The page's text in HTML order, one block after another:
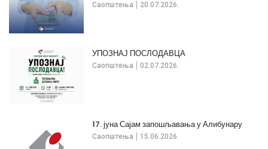
Саопштења 20.07.2026.
Саопштења 02.07.2026.
УПОЗНАЈ ПОСЛОДАВЦА
Саопштења 15.06.2026.
17. јуна Сајам запошљавања у Алибунару